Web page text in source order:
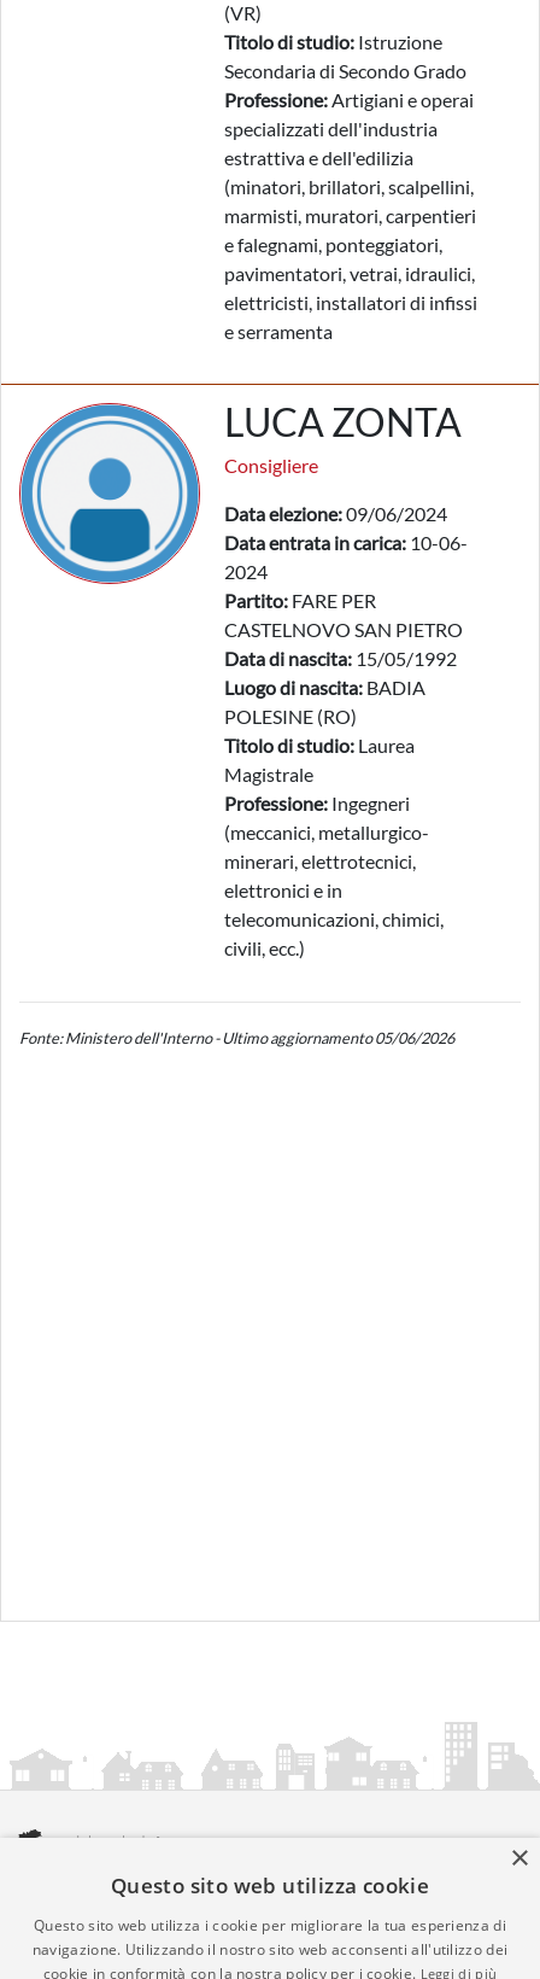
(VR)
Titolo di studio: Istruzione
Secondaria di Secondo Grado
Professione:Artigiani e operai
specializzati dell'industria
estrattiva e dell'edilizia
(minatori, brillatori, scalpellini,
marmisti, muratori, carpentieri
e falegnami, ponteggiatori,
pavimentatori, vetrai, idraulici,
elettricisti, installatori di infissi
e serramenta
LUCA ZONTA
Consigliere
Data elezione:09/06/2024
Data entrata in carica: 10-06-
2024
Partito: FARE PER
CASTELNOVO SAN PIETRO
Data di nascita: 15/05/1992
Luogo di nascita: BADIA
POLESINE (RO)
Titolo di studio: Laurea
Magistrale
Professione: Ingegneri
(meccanici, metallurgico-
minerari, elettrotecnici,
elettronici e in
telecomunicazioni, chimici,
civili, ecc.)
Fonte: Ministero dell'Interno - Ultimo aggiornamento 05/06/2026
amministrazionicomunali.it è una iniziativa diartemedia.it
© Copyright MMXXIV - P.IVA 05400000724
Informazioni sul servizio |Informativa Privacy| Informativa
×
Questo sito web utilizza cookie
Questo sito web utilizza i cookie per migliorare la tua esperienza di
navigazione. Utilizzando il nostro sito web acconsenti all'utilizzo dei
cookie in conformità con la nostra policy per i cookie. Leggi di più